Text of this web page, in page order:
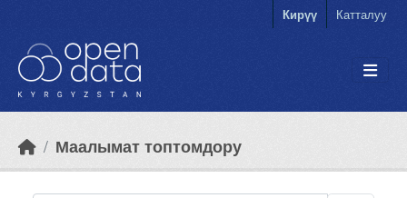
Кирүү Катталуу
Маалымат топтомдору